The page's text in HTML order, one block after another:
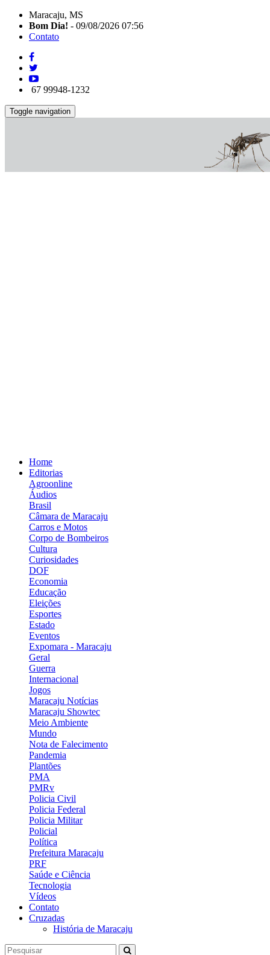
Maracaju, MS
Bom Dia! - 09/08/2026 07:56
Contato
67 99948-1232
Toggle navigation
Home
Editorias
Agroonline
Áudios
Brasil
Câmara de Maracaju
Carros e Motos
Corpo de Bombeiros
Cultura
Curiosidades
DOF
Economia
Educação
Eleições
Esportes
Estado
Eventos
Expomara - Maracaju
Geral
Guerra
Internacional
Jogos
Maracaju Notícias
Maracaju Showtec
Meio Ambiente
Mundo
Nota de Falecimento
Pandemia
Plantões
PMA
PMRv
Policia Civil
Policia Federal
Policia Militar
Policial
Política
Prefeitura Maracaju
PRF
Saúde e Ciência
Tecnologia
Vídeos
Contato
Cruzadas
História de Maracaju